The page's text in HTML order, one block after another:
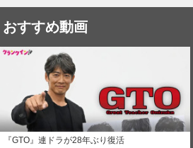
おすすめ動画
『GTO』連ドラが28年ぶり復活